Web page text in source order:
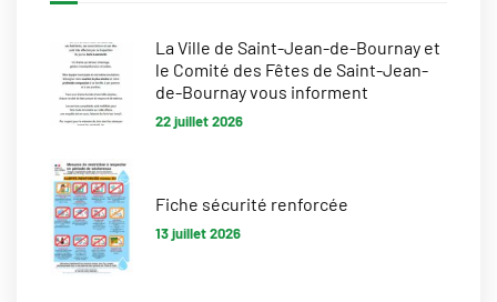
La Ville de Saint-Jean-de-Bournay et
le Comité des Fêtes de Saint-Jean-
de-Bournay vous informent
22 juillet 2026
Fiche sécurité renforcée
13 juillet 2026